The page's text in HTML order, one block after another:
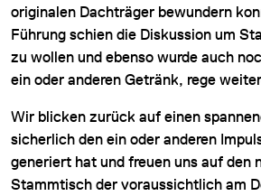
originalen Dachträger bewundern
Führung schien die Diskussion um
zu wollen und ebenso wurde auch
ein oder anderen Getränk, rege
Wir blicken zurück auf einen
sicherlich den ein oder anderen
generiert hat und freuen uns auf den
Stammtisch der voraussichtlich am